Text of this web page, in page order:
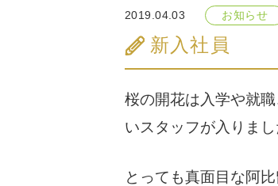
2019.04.03 お知らせ
新入社員
桜の開花は入学や就
いスタッフが入りまし
とっても真面目な阿